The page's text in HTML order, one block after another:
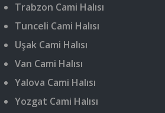
Trabzon Cami Halısı
Tunceli Cami Halısı
Uşak Cami Halısı
Van Cami Halısı
Yalova Cami Halısı
Yozgat Cami Halısı